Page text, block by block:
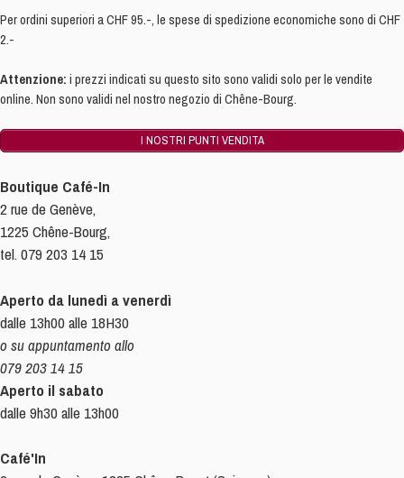
Per ordini superiori a CHF 95.-, le spese di spedizione economiche sono di CHF
2.-
Attenzione: i prezzi indicati su questo sito sono validi solo per le vendite
online. Non sono validi nel nostro negozio di Chêne-Bourg.
I NOSTRI PUNTI VENDITA
Boutique Café-In
2 rue de Genève,
1225 Chêne-Bourg,
tel. 079 203 14 15
Aperto da lunedì a venerdì
dalle 13h00 alle 18H30
o su appuntamento allo
079 203 14 15
Aperto il sabato
dalle 9h30 alle 13h00
Café'In